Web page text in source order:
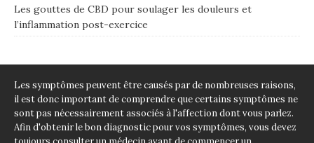
Les gouttes de CBD pour soulager les douleurs et
l’inflammation post-exercice
Les symptômes peuvent être causés par de nombreuses raisons,
il est donc important de comprendre que certains symptômes ne
sont pas nécessairement associés à l'affection dont vous parlez.
Afin d'obtenir le bon diagnostic pour vos symptômes, vous devez